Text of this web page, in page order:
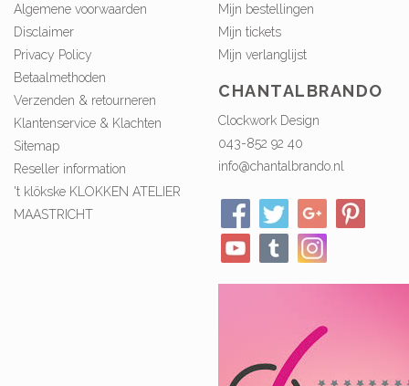
Algemene voorwaarden
Disclaimer
Privacy Policy
Betaalmethoden
Verzenden & retourneren
Klantenservice & Klachten
Sitemap
Reseller information
't klökske KLOKKEN ATELIER
MAASTRICHT
Mijn bestellingen
Mijn tickets
Mijn verlanglijst
CHANTALBRANDO
Clockwork Design
043-852 92 40
info@chantalbrando.nl